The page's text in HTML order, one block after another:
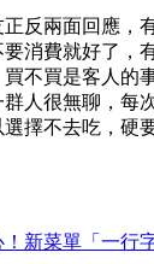
反兩面回應，
消費就好了，
買不買是客人的
人很無聊，每
擇不去吃，硬
新菜單「一行